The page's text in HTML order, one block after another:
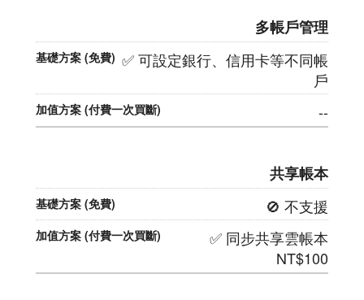
多帳戶管理
✅ 可設定銀行、信用卡等不同帳
戶
--
共享帳本
🚫 不支援
✅ 同步共享雲帳本
NT$100